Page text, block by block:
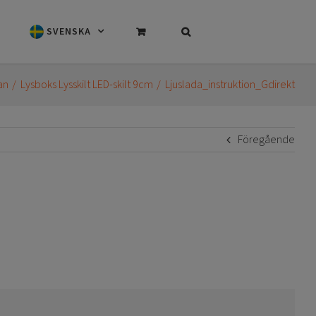
SVENSKA
Lysboks Lysskilt LED-skilt 9cm Ljuslada_instruktion_Gdirekt
Föregående